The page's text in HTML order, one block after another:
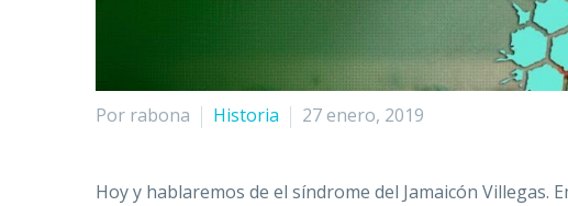
Por rabona Historia 27 enero, 2019
Hoy y hablaremos de el síndrome del Jamaicón Villegas.